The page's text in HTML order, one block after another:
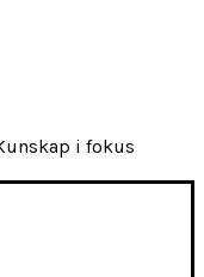
i fokus